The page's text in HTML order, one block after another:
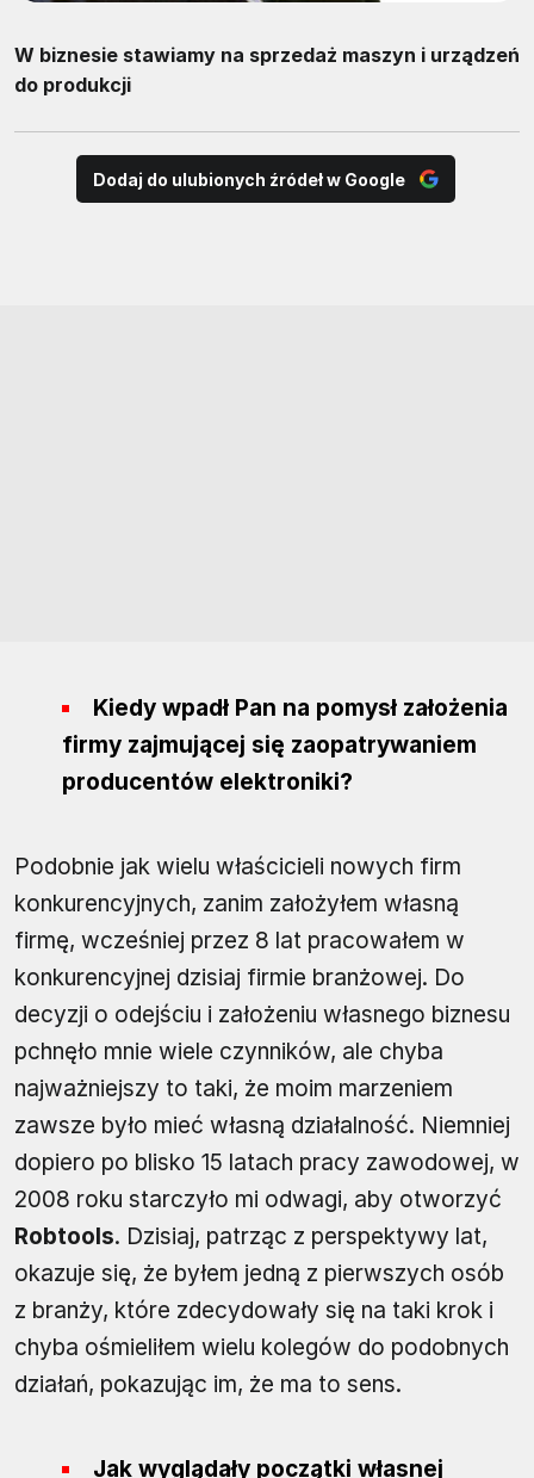
W biznesie stawiamy na sprzedaż maszyn i urządzeń
do produkcji
Dodaj do ulubionych źródeł w Google
Kiedy wpadł Pan na pomysł założenia
firmy zajmującej się zaopatrywaniem
producentów elektroniki?
Podobnie jak wielu właścicieli nowych firm
konkurencyjnych, zanim założyłem własną
firmę, wcześniej przez 8 lat pracowałem w
konkurencyjnej dzisiaj firmie branżowej. Do
decyzji o odejściu i założeniu własnego biznesu
pchnęło mnie wiele czynników, ale chyba
najważniejszy to taki, że moim marzeniem
zawsze było mieć własną działalność. Niemniej
dopiero po blisko 15 latach pracy zawodowej, w
2008 roku starczyło mi odwagi, aby otworzyć
Robtools. Dzisiaj, patrząc z perspektywy lat,
okazuje się, że byłem jedną z pierwszych osób
z branży, które zdecydowały się na taki krok i
chyba ośmieliłem wielu kolegów do podobnych
działań, pokazując im, że ma to sens.
Jak wyglądały początki własnej